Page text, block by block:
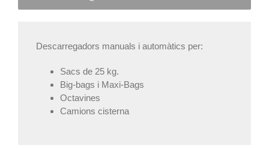
Descarregadors manuals i automàtics per:
Sacs de 25 kg.
Big-bags i Maxi-Bags
Octavines
Camions cisterna